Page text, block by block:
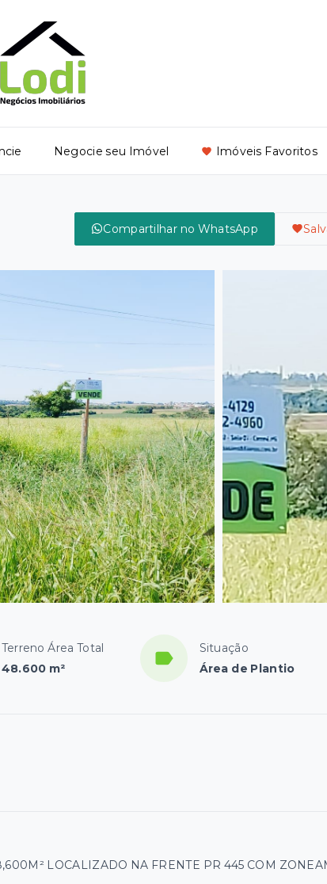
Negocie seu Imóvel Imóveis Favoritos
Compartilhar no WhatsApp
Terreno Área Total
48.600 m²
Situação
Área de Plantio
LOCALIZADO NA FRENTE PR 445 COM